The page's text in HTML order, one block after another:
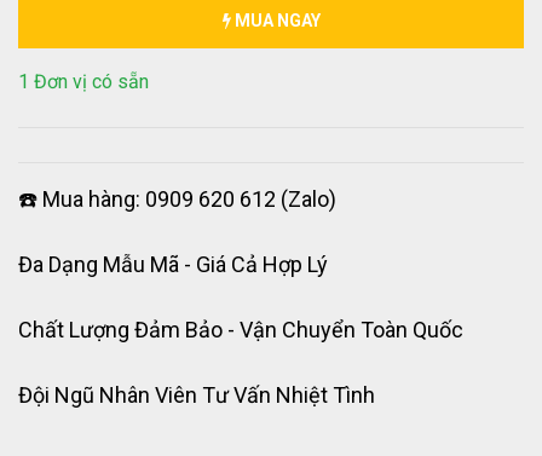
MUA NGAY
1 Đơn vị có sẵn
☎️ Mua hàng: 0909 620 612 (Zalo)
Đa Dạng Mẫu Mã - Giá Cả Hợp Lý
Chất Lượng Đảm Bảo - Vận Chuyển Toàn Quốc
Đội Ngũ Nhân Viên Tư Vấn Nhiệt Tình